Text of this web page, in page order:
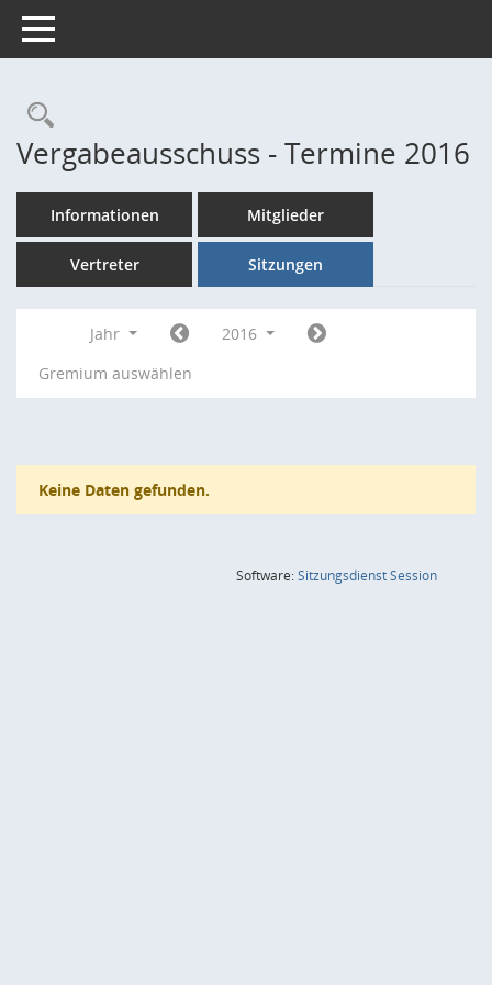
Toggle navigation
Rechercheauswahl
Vergabeausschuss - Termine 2016
Informationen Mitglieder
Vertreter Sitzungen
Jahr
2016
Gremium auswählen
Keine Daten gefunden.
Software:SitzungsdienstSession(Wird in